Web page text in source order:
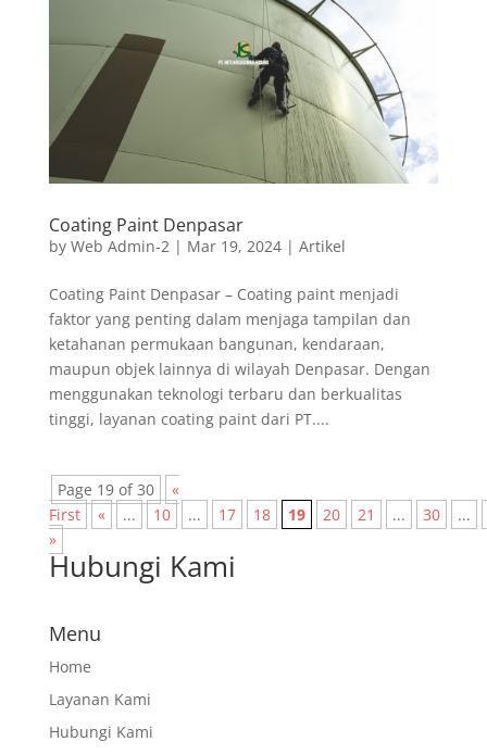
Coating Paint Denpasar
by Web Admin-2 | Mar 19, 2024| Artikel
Coating Paint Denpasar – Coating paint menjadi
faktor yang penting dalam menjaga tampilan dan
ketahanan permukaan bangunan, kendaraan,
maupun objek lainnya di wilayah Denpasar. Dengan
menggunakan teknologi terbaru dan berkualitas
tinggi, layanan coating paint dari PT....
Page 19 of 30
«
First
« ... 10 ... 17 18 19 20 21 ... 30
...
»
Hubungi Kami
Menu
Home
Layanan Kami
Hubungi Kami